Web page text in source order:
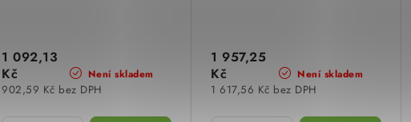
Není skladem
902,59 Kč bez DPH
1 092,13
Kč
Není skladem
1 617,56 Kč bez DPH
1 957,25
Kč